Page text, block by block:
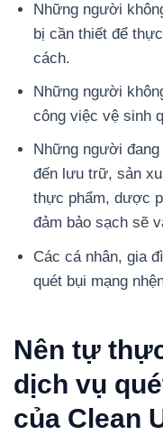
Những người
bị cần thiết để
cách.
Những người
công việc vệ sinh
Những người
đến lưu trữ, sản
thực phẩm, dược
đảm bảo sạch sẽ
Các cá nhân, gia
quét bụi mạng
Nên tự
dịch vụ
của Clean